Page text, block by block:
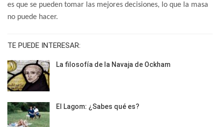
es que se pueden tomar las mejores decisiones, lo que la masa
no puede hacer.
TE PUEDE INTERESAR:
La filosofía de la Navaja de Ockham
El Lagom: ¿Sabes qué es?